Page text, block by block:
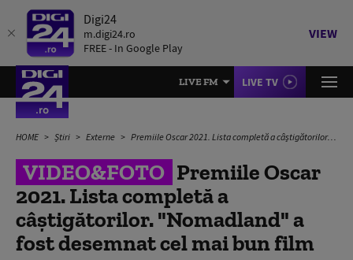
Digi24
m.digi24.ro
FREE - In Google Play
VIEW
LIVE FM LIVE TV
HOME Știri Externe Premiile Oscar 2021. Lista completă a câștigătorilor. "Nomadland" a fost desemnat cel mai bun film
VIDEO&FOTO Premiile Oscar
2021. Lista completă a
câștigătorilor. "Nomadland" a
fost desemnat cel mai bun film